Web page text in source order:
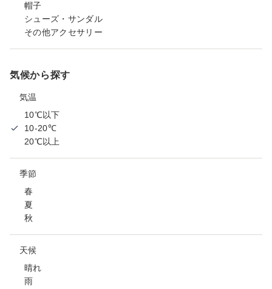
帽子
シューズ・サンダル
その他アクセサリー
気候から探す
気温
10℃以下
10-20℃
20℃以上
季節
春
夏
秋
天候
晴れ
雨